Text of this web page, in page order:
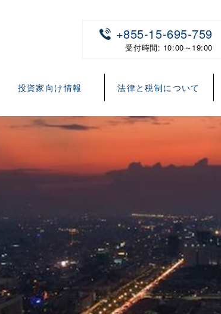
+855-15-695-759
受付時間: 10:00～19:00
投資家向け情報 法律と税制について